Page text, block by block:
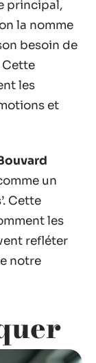
principal,
la nomme
besoin de
Cette
les
et
un
Cette
les
refléter
notre